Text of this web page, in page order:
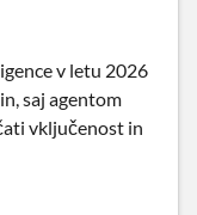
v letu 2026
saj agentom
vključenost in